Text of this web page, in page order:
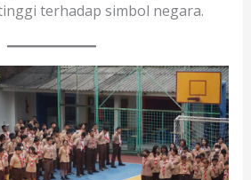
terhadap simbol negara.